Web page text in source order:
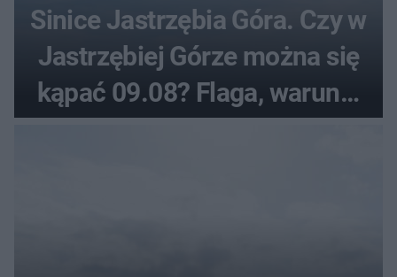
Sinice Jastrzębia Góra. Czy w
Jastrzębiej Górze można się
kąpać 09.08? Flaga, warunki